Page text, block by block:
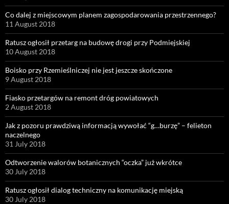
Co dalej z miejscowym planem zagospodarowania przestrzennego?
11 August 2018
Ratusz ogłosił przetarg na budowę drogi przy Podmiejskiej
10 August 2018
Boisko przy Rzemieślniczej nie jest jeszcze skończone
9 August 2018
Fiasko przetargów na remont dróg powiatowych
2 August 2018
Jak z pozoru prawdziwą informacją wywołać “g…burzę” – felieton
naczelnego
31 July 2018
Odtworzenie walorów botanicznych “oczka” już wkrótce
30 July 2018
Ratusz ogłosił dialog techniczny na komunikację miejską
30 July 2018